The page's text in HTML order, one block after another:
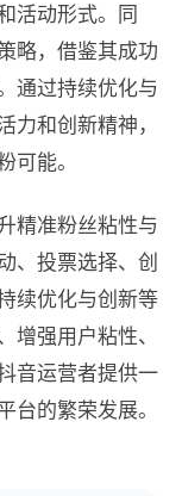
活动形式。同
略，借鉴其成功
通过持续优化与
力和创新精神，
可能。
精准粉丝粘性与
、投票选择、创
续优化与创新等
增强用户粘性、
音运营者提供一
台的繁荣发展。